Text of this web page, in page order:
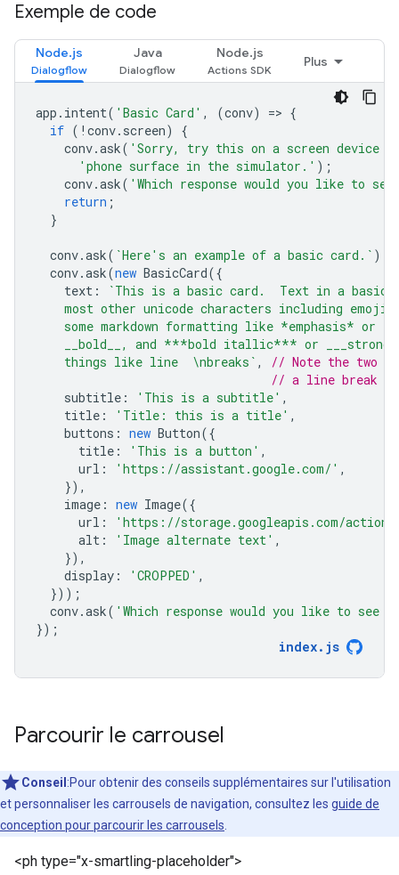
Exemple de code
Node.js Java Node.js
Plus
app . intent( 'Basic Card' , (conv) => {
if ( ! conv. screen)
{
conv.ask( 'Sorry, try this on a screen device
'phone surface in the simulator.' );
conv.ask( 'Which response would you like to
return ;
}
conv.ask( `Here's an example of a basic card.` );
conv.ask(new BasicCard({
text :
`This is a basic card.  Text in a basic
most other unicode characters including
some markdown formatting like *emphasis* or
__bold__, and ***bold itallic*** or ___strong
    things like line  \nbreaks`
,
// Note the two
// a line break to
subtitle : 'This is a subtitle' ,
title : 'Title: this is a title' ,
buttons : new Button({
title : 'This is a button' ,
url : 'https://assistant.google.com/' ,
}),
image : new Image({
url :
'https://storage.googleapis.com/
alt : 'Image alternate text' ,
}),
display : 'CROPPED' ,
}));
conv.ask( 'Which response would you like to see
});
index. js
Parcourir le carrousel
Conseil :Pour obtenir des conseils supplémentaires sur l'utilisation
et personnaliser les carrousels de navigation, consultez les guide de
conception pour parcourir les carrousels
<ph type="x-smartling-placeholder">